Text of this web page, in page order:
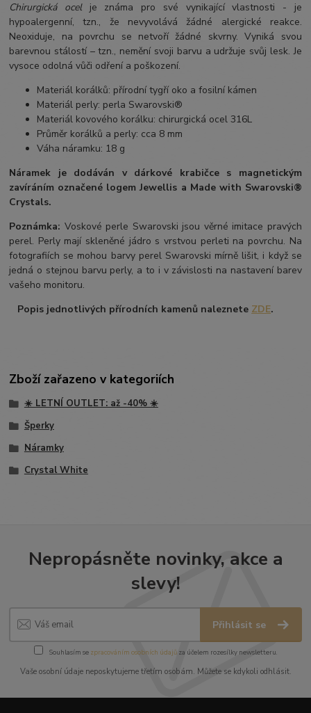
Chirurgická ocelje známa pro své vynikající vlastnosti - je
hypoalergenní, tzn., že nevyvolává žádné alergické reakce.
Neoxiduje, na povrchu se netvoří žádné skvrny. Vyniká svou
barevnou stálostí – tzn., nemění svoji barvu a udržuje svůj lesk. Je
vysoce odolná vůči odření a poškození.
Materiál korálků: přírodní tygří oko a fosilní kámen
Materiál perly: perla Swarovski®
Materiál kovového korálku: chirurgická ocel 316L
Průměr korálků a perly: cca 8 mm
Váha náramku: 18 g
Náramek je dodáván v dárkové krabičce s magnetickým
zavíráním označené logem Jewellis a Made with Swarovski®
Crystals.
Poznámka: Voskové perle Swarovski jsou věrné imitace pravých
perel. Perly mají skleněné jádro s vrstvou perleti na povrchu. Na
fotografiích se mohou barvy perel Swarovski mírně lišit, i když se
jedná o stejnou barvu perly, a to i v závislosti na nastavení barev
vašeho monitoru.
Popis jednotlivých přírodních kamenů naleznete ZDE.
Zboží zařazeno v kategoriích
☀️ LETNÍ OUTLET: až -40% ☀️
Šperky
Náramky
Crystal White
Nepropásněte novinky, akce a
slevy!
Přihlásit se
Souhlasím se zpracováním osobních údajůza účelem rozesílky newsletteru.
Vaše osobní údaje neposkytujeme třetím osobám. Můžete se kdykoli odhlásit.